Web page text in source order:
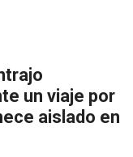
un viaje por
aislado en